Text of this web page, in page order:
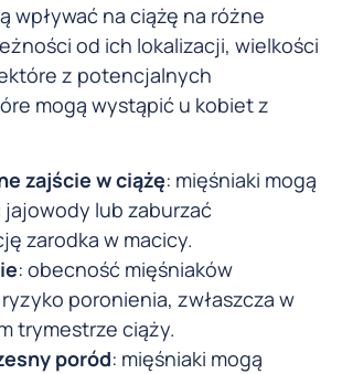
wpływać na ciążę na różne
od ich lokalizacji, wielkości
z potencjalnych
mogą wystąpić u kobiet z
zajście w ciążę: mięśniaki mogą
jajowody lub zaburzać
zarodka w macicy.
: obecność mięśniaków
poronienia, zwłaszcza w
trymestrze ciąży.
poród: mięśniaki mogą